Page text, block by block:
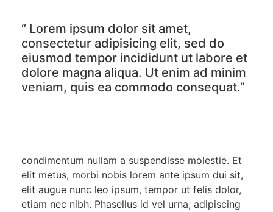
“ Lorem ipsum dolor sit amet,
consectetur adipisicing elit, sed do
eiusmod tempor incididunt ut labore et
dolore magna aliqua. Ut enim ad minim
veniam, quis ea commodo consequat.”
condimentum nullam a suspendisse molestie. Et
elit metus, morbi nobis lorem ante ipsum dui sit,
elit augue nunc leo ipsum, tempor ut felis dolor,
etiam nec nibh. Phasellus id vel urna, adipiscing